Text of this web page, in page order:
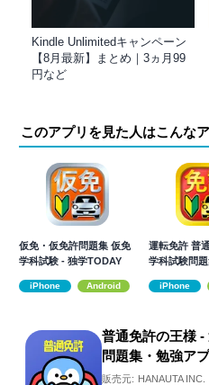
Kindle Unlimitedキャンペーン
【8月最新】まとめ｜3ヵ月99
円など
このアプリを見た人はこんな
仮免・仮免許問題集 仮免
学科試験 - 独学TODAY
iPhone Android
運転免許 普
学科試験問
iPhone
普通免許の王様
問題集・勉強ア
販売元: HANAUTA INC.